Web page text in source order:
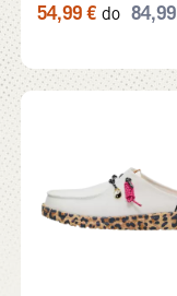
54,99€ do 84,99